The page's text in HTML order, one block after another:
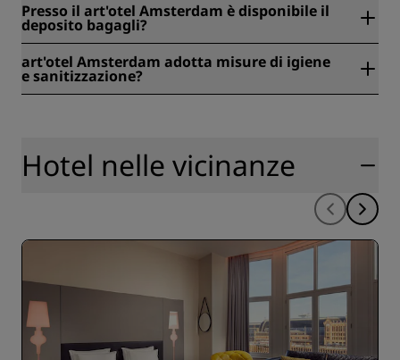
Presso il art'otel Amsterdam è disponibile il
deposito bagagli?
bagagli.
art'otel Amsterdam adotta misure di igiene
e sanitizzazione?
https://www.radissonhotels.com/it-it/salute-e-sicurezza
Hotel nelle vicinanze